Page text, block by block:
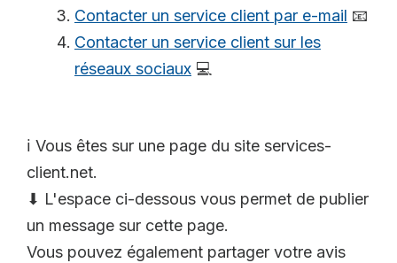
Contacter un service client par e-mail 📧
Contacter un service client sur les
réseaux sociaux 💻
ℹ️ Vous êtes sur une page du site services-
client.net.
⬇ L'espace ci-dessous vous permet de publier
un message sur cette page.
Vous pouvez également partager votre avis